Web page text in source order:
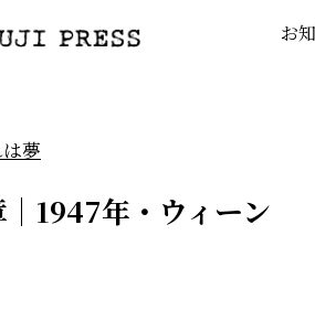
お
夢
1947年・ウィーン